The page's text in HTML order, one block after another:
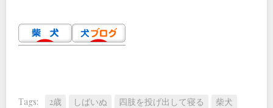
Tags: 2歳 しばいぬ 四肢を投げ出して寝る 柴犬